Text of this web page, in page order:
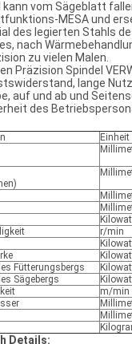
vom Sägeblatt
MESA und
des legierten Stahls
nach
zu vielen Malen.
Präzision Spindel
lange
auf und ab und
des
Einheit
r/min
Fütterungsbergs
Sägebergs
m/min
Details: